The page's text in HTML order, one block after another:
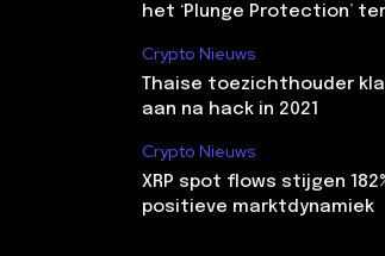
het ‘Plunge Protection’
Crypto Nieuws
Thaise toezichthouder
aan na hack in 2021
Crypto Nieuws
XRP spot flows stijgen
positieve marktdynamiek